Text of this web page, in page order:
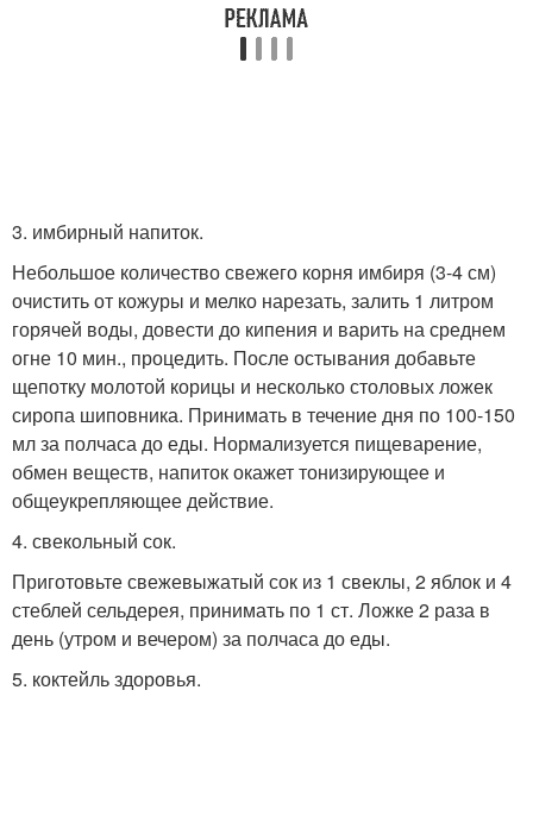
3. имбирный напиток.
Небольшое количество свежего корня имбиря (3-4 см)
очистить от кожуры и мелко нарезать, залить 1 литром
горячей воды, довести до кипения и варить на среднем
огне 10 мин., процедить. После остывания добавьте
щепотку молотой корицы и несколько столовых ложек
сиропа шиповника. Принимать в течение дня по 100-150
мл за полчаса до еды. Нормализуется пищеварение,
обмен веществ, напиток окажет тонизирующее и
общеукрепляющее действие.
4. свекольный сок.
Приготовьте свежевыжатый сок из 1 свеклы, 2 яблок и 4
стеблей сельдерея, принимать по 1 ст. Ложке 2 раза в
день (утром и вечером) за полчаса до еды.
5. коктейль здоровья.